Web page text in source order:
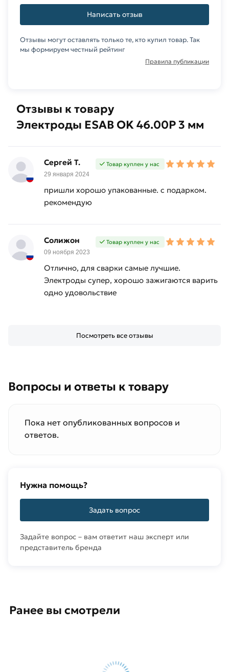
деталей
гальваническим
любого заказа. Звоните по телефону или пишите
к нам почту. Наши сотрудники с удовольствием
Вам помогут.
мышкой«Добавить в корзину»или нажмите на
кнопку«Быстрый заказ»
позвонив по контактам указанным на сайте.
Условия доставки и цены на товар Электроды
действительны в Москве и области. Наши
профессиональные менеджеры обработают
заказ и свяжутся с Вами для согласования
условий доставки или самовывоза.
Данний товар от производителя
товарa в течение 14 дней (наличие чека
Отзывы к товару
Электроды ESAB OK 46.00Р 3 мм
Сергей Т.
29 января 2024
Товар куплен у нас
пришли хорошо упакованные. с подарком.
рекомендую
Солижон
09 ноября 2023
Товар куплен у нас
Отлично, для сварки самые лучшие.
Электроды супер, хорошо зажигаются варить
одно удовольствие
Посмотреть все отзывы
Написать отзыв
Отзывы могут оставлять только те, кто купил товар. Так
мы формируем честный рейтинг
Правила публикации
Вопросы и ответы к товару
Пока нет опубликованных вопросов и
ответов.
Нужна помощь?
Задать вопрос
Задайте вопрос – вам ответит наш эксперт или
представитель бренда
Ранее вы смотрели